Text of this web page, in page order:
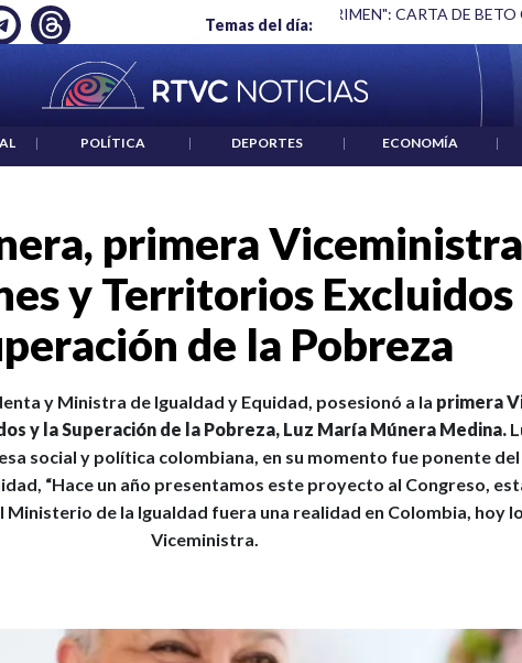
Temas del día:
CRIMEN": CARTA DE BETO CORAL ABELARDO DE LA
| POLÍTICA | DEPORTES | ECONOMÍA |
primera
y Territorios Excluidos
de la Pobreza
y Ministra de Igualdad y Equidad, posesionó a la primera
y la Superación de la Pobreza, Luz María Múnera Medina.
social y política colombiana, en su momento fue ponente
“Hace un año presentamos este proyecto al Congreso,
Ministerio de la Igualdad fuera una realidad en Colombia, hoy
Viceministra.